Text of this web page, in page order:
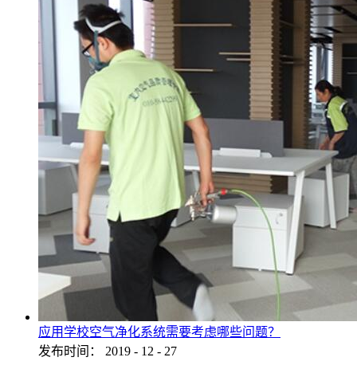
应用学校空气净化系统需要考虑哪些问题？
发布时间：
2019 - 12 - 27